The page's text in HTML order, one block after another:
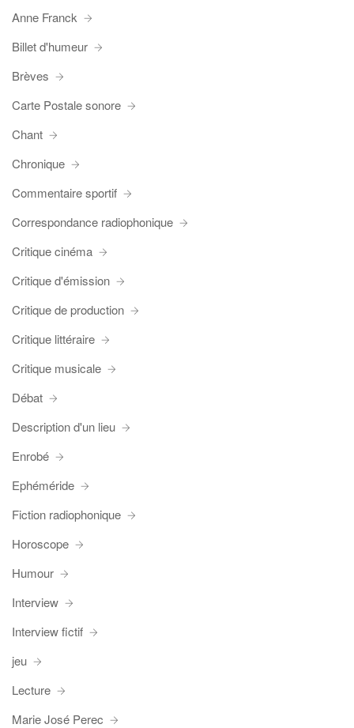
Anne Franck
Billet d'humeur
Brèves
Carte Postale sonore
Chant
Chronique
Commentaire sportif
Correspondance radiophonique
Critique cinéma
Critique d'émission
Critique de production
Critique littéraire
Critique musicale
Débat
Description d'un lieu
Enrobé
Ephéméride
Fiction radiophonique
Horoscope
Humour
Interview
Interview fictif
jeu
Lecture
Marie José Perec